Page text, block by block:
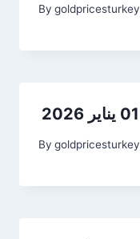
By goldpricesturkey
By goldpricesturkey